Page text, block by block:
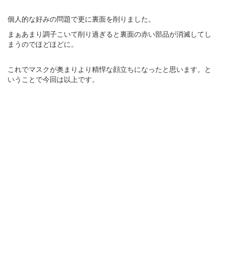
個人的な好みの問題で更に裏面を削りました。
まぁあまり調子こいて削り過ぎると裏面の赤い部品が消滅してし
まうのでほどほどに。
これでマスクが奥まりより精悍な顔立ちになったと思います。と
いうことで今回は以上です。